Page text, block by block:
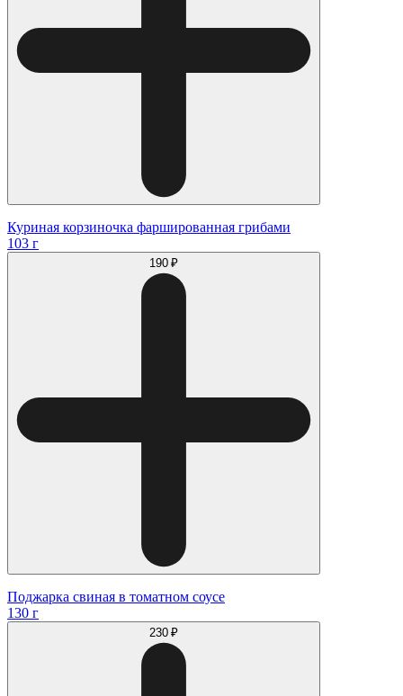
Куриная корзиночка фаршированная грибами
103 г
190 ₽
Поджарка свиная в томатном соусе
130 г
230 ₽